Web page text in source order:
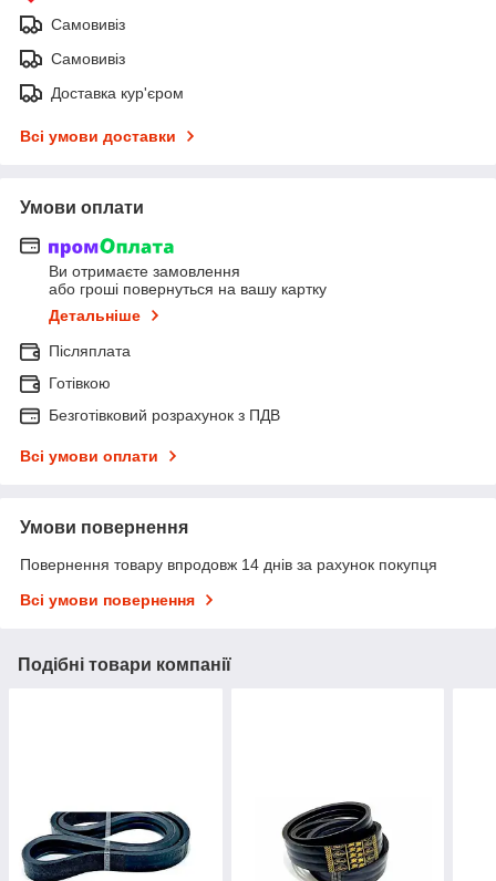
Самовивіз
Самовивіз
Доставка кур'єром
Всі умови доставки
Умови оплати
Ви отримаєте замовлення
або гроші повернуться на вашу картку
Детальніше
Післяплата
Готівкою
Безготівковий розрахунок з ПДВ
Всі умови оплати
Умови повернення
Повернення товару впродовж 14 днів за рахунок покупця
Всі умови повернення
Подібні товари компанії